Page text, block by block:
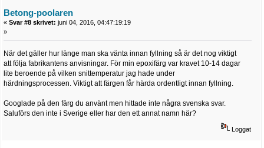
Betong-poolaren
« Svar #8 skrivet: juni 04, 2016, 04:47:19:19
»
När det gäller hur länge man ska vänta innan fyllning så är det nog viktigt
att följa fabrikantens anvisningar. För min epoxifärg var kravet 10-14 dagar
lite beroende på vilken snittemperatur jag hade under
härdningsprocessen. Viktigt att färgen får härda ordentligt innan fyllning.
Googlade på den färg du använt men hittade inte några svenska svar.
Saluförs den inte i Sverige eller har den ett annat namn här?
Loggat